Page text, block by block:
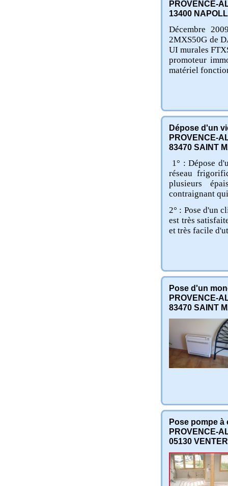
PROVENCE-
13400
Décembre
2MXS50G de
UI murales
promoteur
matériel
Dépose d'un
PROVENCE-
83470 SAINT
1° : Dépose
réseau
plusieurs
contraignant
2° : Pose d'un
est très
et très facile
Pose d'un
PROVENCE-
83470 SAINT
Pose pompe à
PROVENCE-
05130